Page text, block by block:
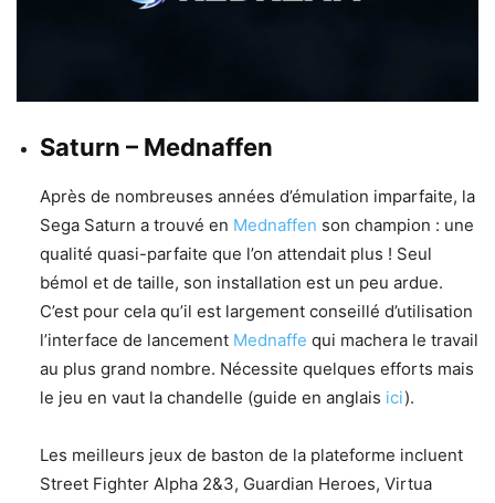
Saturn – Mednaffen
Après de nombreuses années d’émulation imparfaite, la
Sega Saturn a trouvé en Mednaffen son champion : une
qualité quasi-parfaite que l’on attendait plus ! Seul
bémol et de taille, son installation est un peu ardue.
C’est pour cela qu’il est largement conseillé d’utilisation
l’interface de lancement Mednaffe qui machera le travail
au plus grand nombre. Nécessite quelques efforts mais
le jeu en vaut la chandelle (guide en anglais ici).
Les meilleurs jeux de baston de la plateforme incluent
Street Fighter Alpha 2&3, Guardian Heroes, Virtua